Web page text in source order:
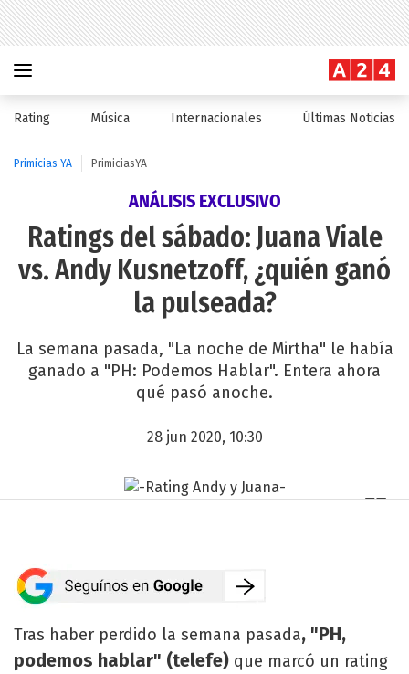
Rating Música Internacionales Últimas Noticias
Primicias YA PrimiciasYA
ANÁLISIS EXCLUSIVO
Ratings del sábado: Juana Viale
vs. Andy Kusnetzoff, ¿quién ganó
la pulseada?
La semana pasada, "La noche de Mirtha" le había
ganado a "PH: Podemos Hablar". Entera ahora
qué pasó anoche.
28 jun 2020, 10:30
Tras haber perdido la semana pasada, "PH,
podemos hablar" (telefe) que marcó un rating